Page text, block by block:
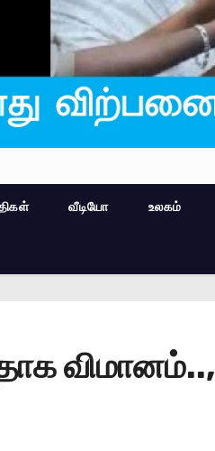
வீடியோ உலகம்
விமானம்..,